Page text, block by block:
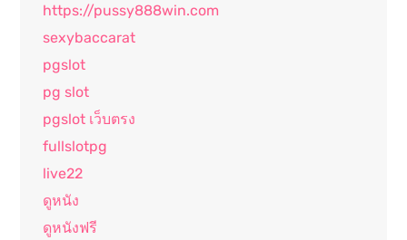
https://pussy888win.com
sexybaccarat
pgslot
pg slot
pgslot เว็บตรง
fullslotpg
live22
ดูหนัง
ดูหนังฟรี